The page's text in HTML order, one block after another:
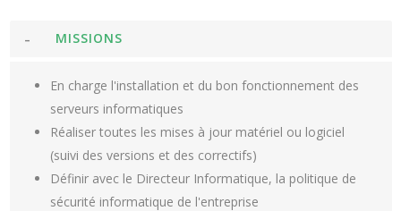
MISSIONS
En charge l'installation et du bon fonctionnement des
serveurs informatiques
Réaliser toutes les mises à jour matériel ou logiciel
(suivi des versions et des correctifs)
Définir avec le Directeur Informatique, la politique de
sécurité informatique de l'entreprise